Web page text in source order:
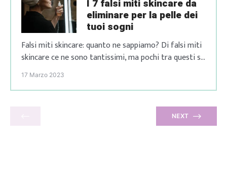
I 7 falsi miti skincare da
eliminare per la pelle dei
tuoi sogni
Falsi miti skincare: quanto ne sappiamo? Di falsi miti
skincare ce ne sono tantissimi, ma pochi tra questi si
insidiano nella nostra mente e ci portano sulla cattiva
darci i risultati che vogliamo. Quante volte ti è
capitato di seguire una skincare routine perfetta, ma
17 Marzo 2023
NEXT